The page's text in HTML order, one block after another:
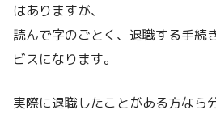
はありますが、
読んで字のごとく、退職する手続
ビスになります。
実際に退職したことがある方なら